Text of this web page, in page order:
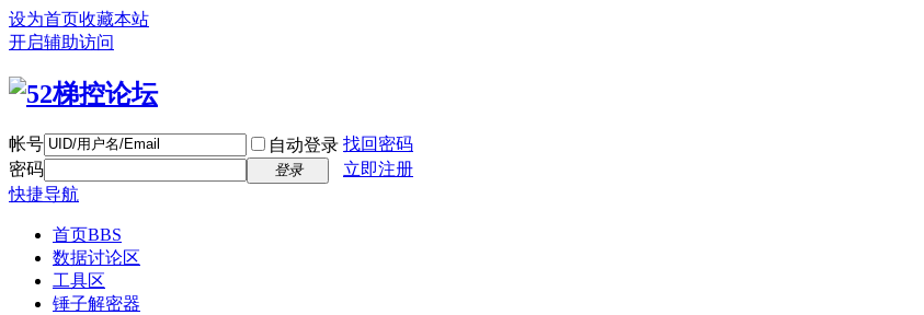
设为首页收藏本站
开启辅助访问
帐号 自动登录 找回密码
密码
登录
立即注册
快捷导航
首页BBS
数据讨论区
工具区
锤子解密器